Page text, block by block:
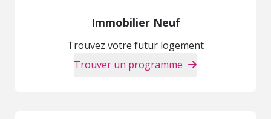
Immobilier Neuf
Trouvez votre futur logement
Trouver un programme